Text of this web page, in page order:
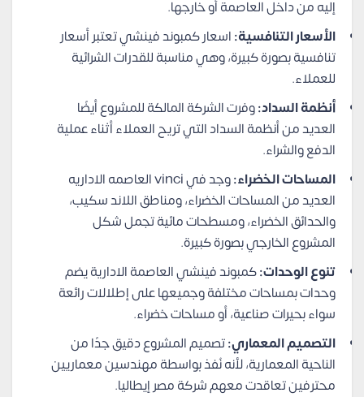
إليه من داخل العاصمة أو خارجها.
الأسعار التنافسية:اسعار كمبوند فينشي تعتبر أسعار
تنافسية بصورة كبيرة، وهي مناسبة للقدرات الشرائية
للعملاء.
أنظمة السداد:وفرت الشركة المالكة للمشروع أيضًا
العديد من أنظمة السداد التي تريح العملاء أثناء عملية
الدفع والشراء.
المساحات الخضراء:
وجد في vinci العاصمه الاداريه
العديد من المساحات الخضراء، ومناطق اللاند سكيب،
والحدائق الخضراء، ومسطحات مائية تجمل شكل
المشروع الخارجي بصورة كبيرة.
تنوع الوحدات:كمبوند فينشي العاصمة الادارية يضم
وحدات بمساحات مختلفة وجميعها على إطلالات رائعة
سواء بحيرات صناعية، أو مساحات خضراء.
التصميم المعماري:تصميم المشروع دقيق جدًا من
الناحية المعمارية، لأنه نُفذ بواسطة مهندسين معماريين
محترفين تعاقدت معهم شركة مصر إيطاليا.